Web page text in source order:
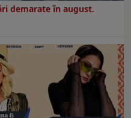
demarate în august.